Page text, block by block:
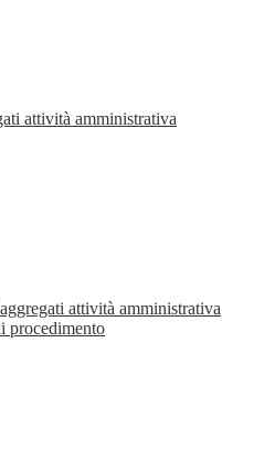
attività amministrativa
attività amministrativa
procedimento